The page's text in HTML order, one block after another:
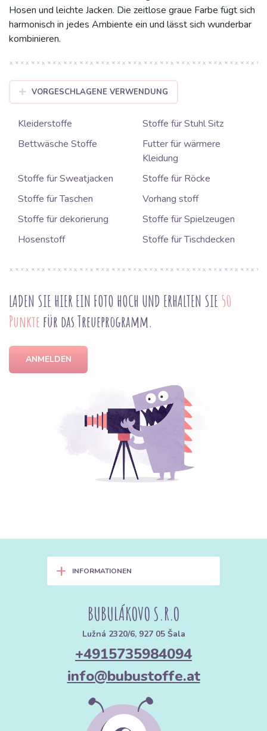
Hosen und leichte Jacken. Die zeitlose graue Farbe fügt sich
harmonisch in jedes Ambiente ein und lässt sich wunderbar
kombinieren.
VORGESCHLAGENE VERWENDUNG
Kleiderstoffe
Stoffe für Stuhl Sitz
Bettwäsche Stoffe
Futter für wärmere
Kleidung
Stoffe für Sweatjacken
Stoffe für Röcke
Stoffe für Taschen
Vorhang stoff
Stoffe für dekorierung
Stoffe für Spielzeugen
Hosenstoff
Stoffe für Tischdecken
LADEN SIE HIER EIN FOTO HOCH UND ERHALTEN SIE 50
Punkte für das Treueprogramm.
ANMELDEN
+ INFORMATIONEN
BUBULÁKOVO S.R.O
Lužná 2320/6, 927 05 Šala
+4915735984094
info@bubustoffe.at